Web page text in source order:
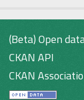
(Beta) Open
CKAN API
CKAN